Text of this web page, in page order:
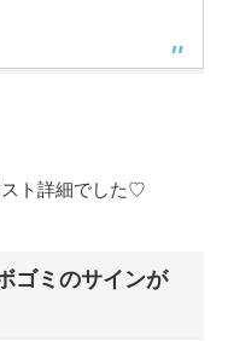
ト詳細でした♡
ゴミのサインが